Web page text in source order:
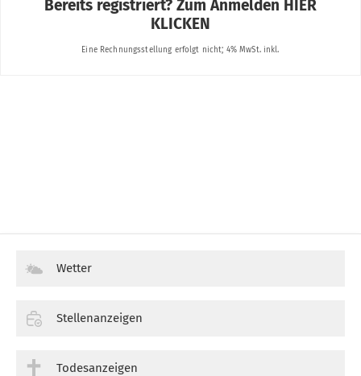
Wetter
Stellenanzeigen
Todesanzeigen